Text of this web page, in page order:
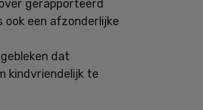
gerapporteerd
ook een afzonderlijke
dat
kindvriendelijk te